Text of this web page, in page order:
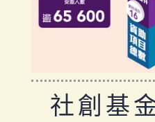
社創基